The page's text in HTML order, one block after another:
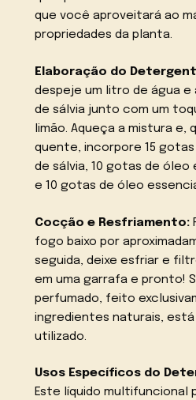
que você aproveitará ao
propriedades da planta.
Elaboração do
despeje um litro de água e
de sálvia junto com um
limão. Aqueça a mistura e,
quente, incorpore 15
de sálvia, 10 gotas de óleo
e 10 gotas de óleo
Cocção e Resfriamento:
fogo baixo por
seguida, deixe esfriar e
em uma garrafa e pronto!
perfumado, feito
ingredientes naturais,
utilizado.
Usos Específicos do
Este líquido multifuncional